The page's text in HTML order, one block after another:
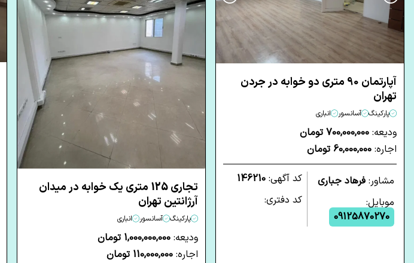
آپارتمان 90 متری دو خوابه در جردن
تهران
پارکینگ آسانسور انباری
ودیعه: 700,000,000 تومان
اجاره: 60,000,000 تومان
مشاور: فرهاد جباری
موبایل:
09125870270
کد آگهی: 146210
کد دفتری:
تجاری 125 متری یک خوابه در میدان
آرژانتین تهران
پارکینگ آسانسور انباری
ودیعه: 1,000,000,000 تومان
اجاره: 110,000,000 تومان